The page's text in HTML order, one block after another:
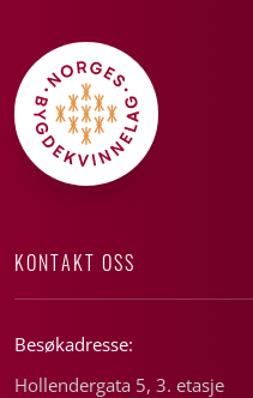
KONTAKT OSS
Besøkadresse:
Hollendergata 5, 3. etasje